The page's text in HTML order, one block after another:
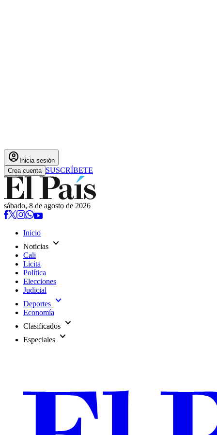
account_circle Inicia sesión
Crea cuenta SUSCRÍBETE
sábado, 8 de agosto de 2026
Inicio
Noticias expand_more
Cali
Licita
Política
Elecciones
Judicial
Deportes expand_more
Economía
Clasificados expand_more
Especiales expand_more